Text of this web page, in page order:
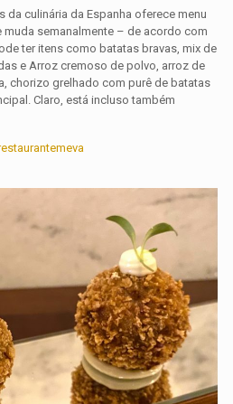
da culinária da Espanha oferece menu
muda semanalmente – de acordo com
ter itens como batatas bravas, mix de
e Arroz cremoso de polvo, arroz de
chorizo grelhado com purê de batatas
Claro, está incluso também